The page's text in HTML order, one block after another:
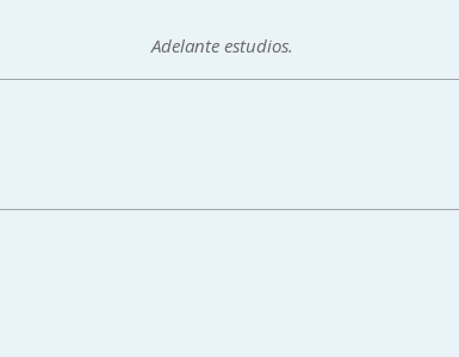
Adelante estudios.